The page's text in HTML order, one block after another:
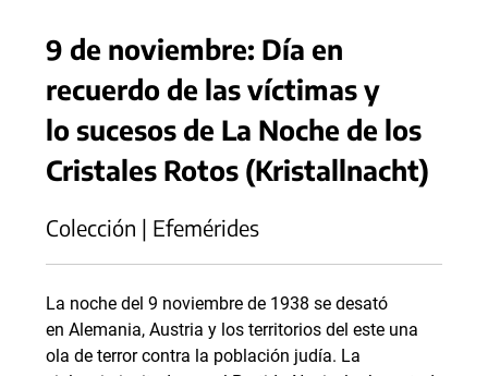
9 de noviembre: Día en
recuerdo de las víctimas y
lo sucesos de La Noche de los
Cristales Rotos (Kristallnacht)
Colección | Efemérides
La noche del 9 noviembre de 1938 se desató
en Alemania, Austria y los territorios del este una
ola de terror contra la población judía. La